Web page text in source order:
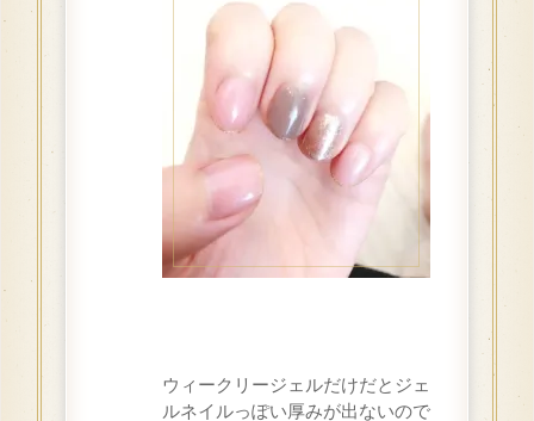
ウィークリージェルだけだとジェ
ルネイルっぽい厚みが出ないので